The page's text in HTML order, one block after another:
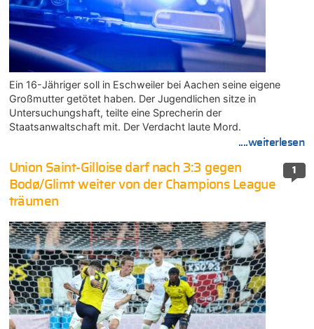
Ein 16-Jähriger soll in Eschweiler bei Aachen seine eigene
Großmutter getötet haben. Der Jugendlichen sitze in
Untersuchungshaft, teilte eine Sprecherin der
Staatsanwaltschaft mit. Der Verdacht laute Mord.
....weiterlesen
1
Union Saint-Gilloise darf nach 3:3 gegen
Bodø/Glimt weiter von der Champions League
träumen